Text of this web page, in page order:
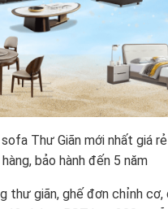
Thư Giãn mới nhất giá
bảo hành đến 5 năm
thư giãn, ghế đơn chỉnh